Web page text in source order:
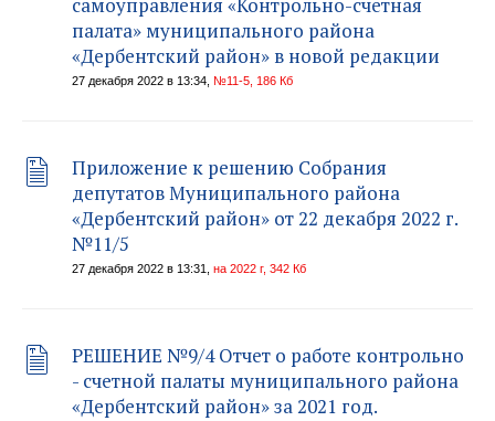
самоуправления «Контрольно-счетная
палата» муниципального района
«Дербентский район» в новой редакции
27 декабря 2022 в 13:34, №11-5, 186 Кб
Приложение к решению Собрания
депутатов Муниципального района
«Дербентский район» от 22 декабря 2022 г.
№11/5
27 декабря 2022 в 13:31, на 2022 г, 342 Кб
РЕШЕНИЕ №9/4 Отчет о работе контрольно
- счетной палаты муниципального района
«Дербентский район» за 2021 год.